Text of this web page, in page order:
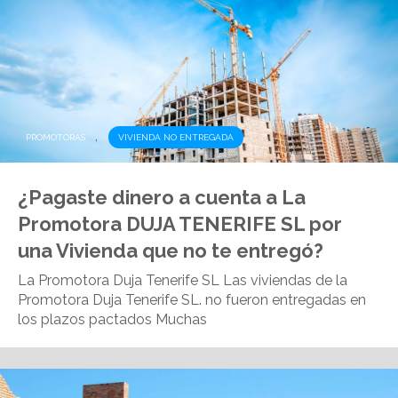
PROMOTORAS , VIVIENDA NO ENTREGADA
¿Pagaste dinero a cuenta a La
Promotora DUJA TENERIFE SL por
una Vivienda que no te entregó?
La Promotora Duja Tenerife SL Las viviendas de la
Promotora Duja Tenerife SL. no fueron entregadas en
los plazos pactados Muchas